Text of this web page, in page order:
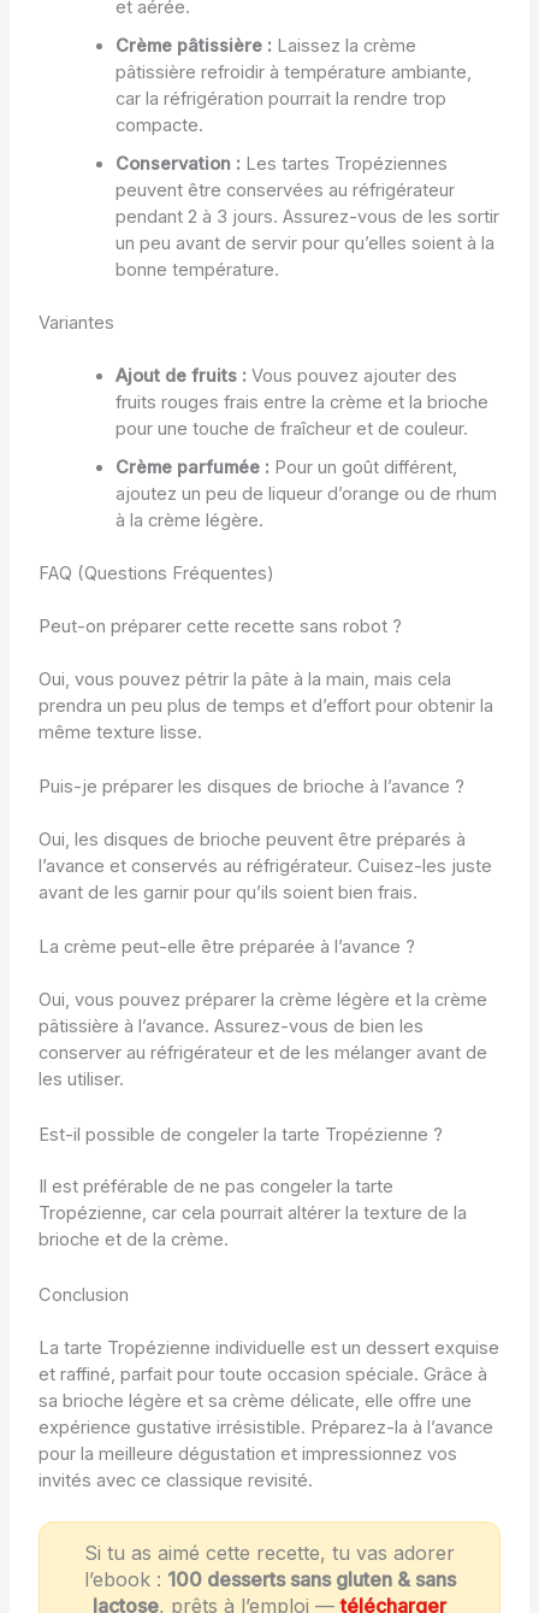
et aérée.
Crème pâtissière : Laissez la crème
pâtissière refroidir à température ambiante,
car la réfrigération pourrait la rendre trop
compacte.
Conservation : Les tartes Tropéziennes
peuvent être conservées au réfrigérateur
pendant 2 à 3 jours. Assurez-vous de les sortir
un peu avant de servir pour qu’elles soient à la
bonne température.
Variantes
Ajout de fruits : Vous pouvez ajouter des
fruits rouges frais entre la crème et la brioche
pour une touche de fraîcheur et de couleur.
Crème parfumée : Pour un goût différent,
ajoutez un peu de liqueur d’orange ou de rhum
à la crème légère.
FAQ (Questions Fréquentes)
Peut-on préparer cette recette sans robot ?
Oui, vous pouvez pétrir la pâte à la main, mais cela
prendra un peu plus de temps et d’effort pour obtenir la
même texture lisse.
Puis-je préparer les disques de brioche à l’avance ?
Oui, les disques de brioche peuvent être préparés à
l’avance et conservés au réfrigérateur. Cuisez-les juste
avant de les garnir pour qu’ils soient bien frais.
La crème peut-elle être préparée à l’avance ?
Oui, vous pouvez préparer la crème légère et la crème
pâtissière à l’avance. Assurez-vous de bien les
conserver au réfrigérateur et de les mélanger avant de
les utiliser.
Est-il possible de congeler la tarte Tropézienne ?
Il est préférable de ne pas congeler la tarte
Tropézienne, car cela pourrait altérer la texture de la
brioche et de la crème.
Conclusion
La tarte Tropézienne individuelle est un dessert exquise
et raffiné, parfait pour toute occasion spéciale. Grâce à
sa brioche légère et sa crème délicate, elle offre une
expérience gustative irrésistible. Préparez-la à l’avance
pour la meilleure dégustation et impressionnez vos
invités avec ce classique revisité.
Si tu as aimé cette recette, tu vas adorer
l’ebook : 100 desserts sans gluten & sans
lactose, prêts à l’emploi —télécharger